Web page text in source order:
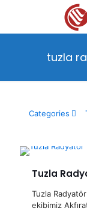
tuzla
Categories
Tuzla
Tuzla
ekibimiz